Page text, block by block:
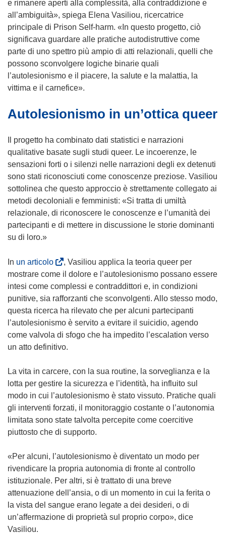
n
u
n
a
n
u
n
a
e
i
n
u
n
a
o
a
e rimanere aperti alla complessità, alla contraddizione e
all’ambiguità», spiega Elena Vasiliou, ricercatrice
principale di Prison Self-harm. «In questo progetto, ciò
significava guardare alle pratiche autodistruttive come
parte di uno spettro più ampio di atti relazionali, quelli che
possono sconvolgere logiche binarie quali
l’autolesionismo e il piacere, la salute e la malattia, la
vittima e il carnefice».
Autolesionismo in un’ottica queer
Il progetto ha combinato dati statistici e narrazioni
qualitative basate sugli studi queer. Le incoerenze, le
sensazioni forti o i silenzi nelle narrazioni degli ex detenuti
sono stati riconosciuti come conoscenze preziose. Vasiliou
sottolinea che questo approccio è strettamente collegato ai
metodi decoloniali e femministi: «Si tratta di umiltà
relazionale, di riconoscere le conoscenze e l’umanità dei
partecipanti e di mettere in discussione le storie dominanti
su di loro.»
In un articolo(
s
i
a
p
r
e
i
u
n
a
n
u
o
a
f
n
e
s
, Vasiliou applica la teoria queer per
mostrare come il dolore e l’autolesionismo possano essere
intesi come complessi e contraddittori e, in condizioni
punitive, sia rafforzanti che sconvolgenti. Allo stesso modo,
questa ricerca ha rilevato che per alcuni partecipanti
l’autolesionismo è servito a evitare il suicidio, agendo
come valvola di sfogo che ha impedito l’escalation verso
un atto definitivo.
La vita in carcere, con la sua routine, la sorveglianza e la
lotta per gestire la sicurezza e l’identità, ha influito sul
modo in cui l’autolesionismo è stato vissuto. Pratiche quali
gli interventi forzati, il monitoraggio costante o l’autonomia
limitata sono state talvolta percepite come coercitive
piuttosto che di supporto.
«Per alcuni, l’autolesionismo è diventato un modo per
rivendicare la propria autonomia di fronte al controllo
istituzionale. Per altri, si è trattato di una breve
attenuazione dell’ansia, o di un momento in cui la ferita o
la vista del sangue erano legate a dei desideri, o di
un’affermazione di proprietà sul proprio corpo», dice
Vasiliou.